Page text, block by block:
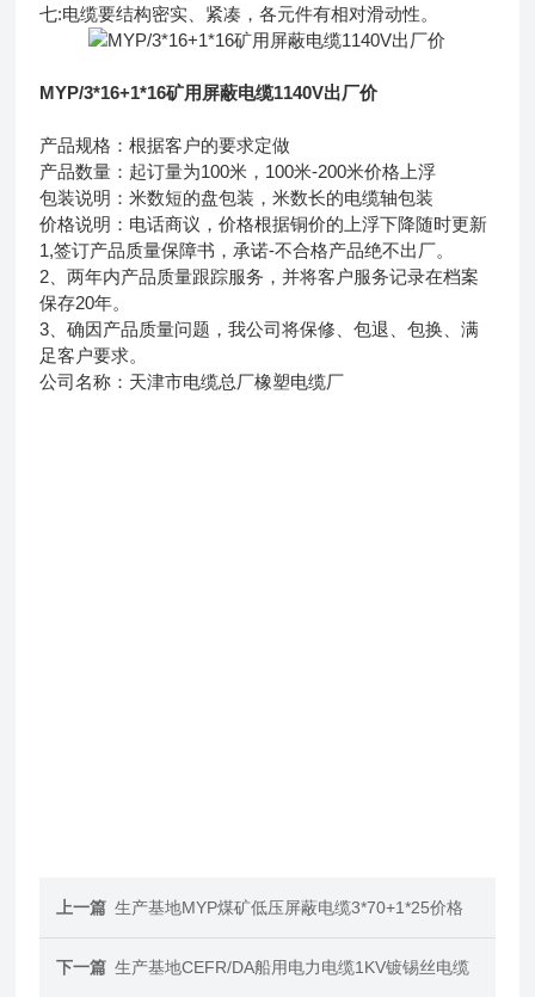
七:电缆要结构密实、紧凑，各元件有相对滑动性。
MYP/3*16+1*16矿用屏蔽电缆1140V出厂价
产品规格：根据客户的要求定做
产品数量：起订量为100米，100米-200米价格上浮
包装说明：米数短的盘包装，米数长的电缆轴包装
价格说明：电话商议，价格根据铜价的上浮下降随时更新
1,签订产品质量保障书，承诺-不合格产品绝不出厂。
2、两年内产品质量跟踪服务，并将客户服务记录在档案
保存20年。
3、确因产品质量问题，我公司将保修、包退、包换、满
足客户要求。
公司名称：天津市电缆总厂橡塑电缆厂
上一篇 生产基地MYP煤矿低压屏蔽电缆3*70+1*25价格
下一篇 生产基地CEFR/DA船用电力电缆1KV镀锡丝电缆